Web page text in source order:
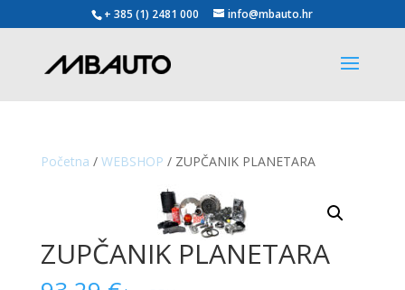
+ 385 (1) 2481 000 info@mbauto.hr
Početna / WEBSHOP / ZUPČANIK PLANETARA
ZUPČANIK PLANETARA